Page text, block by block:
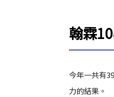
翰霖
今年一共有
力的結果。